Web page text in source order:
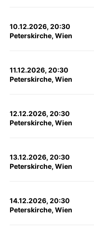
10.12.2026, 20:30
Peterskirche, Wien
11.12.2026, 20:30
Peterskirche, Wien
12.12.2026, 20:30
Peterskirche, Wien
13.12.2026, 20:30
Peterskirche, Wien
14.12.2026, 20:30
Peterskirche, Wien